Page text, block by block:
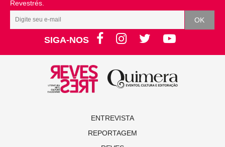
Revestrés.
SIGA-NOS
ENTREVISTA
REPORTAGEM